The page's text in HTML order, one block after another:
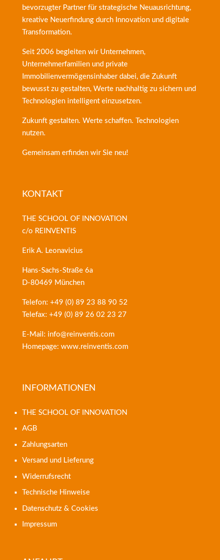
bevorzugter Partner für strategische Neuausrichtung,
kreative Neuerfindung durch Innovation und digitale
Transformation.
Seit 2006 begleiten wir Unternehmen,
Unternehmerfamilien und private
Immobilienvermögensinhaber dabei, die Zukunft
bewusst zu gestalten, Werte nachhaltig zu sichern und
Technologien intelligent einzusetzen.
Zukunft gestalten. Werte schaffen. Technologien
nutzen.
Gemeinsam erfinden wir Sie neu!
KONTAKT
THE SCHOOL OF INNOVATION
c/o REINVENTIS
Erik A. Leonavicius
Hans-Sachs-Straße 6a
D-80469 München
Telefon: +49 (0) 89 23 88 90 52
Telefax: +49 (0) 89 26 02 23 27
E-Mail: info@reinventis.com
Homepage: www.reinventis.com
INFORMATIONEN
THE SCHOOL OF INNOVATION
AGB
Zahlungsarten
Versand und Lieferung
Widerrufsrecht
Technische Hinweise
Datenschutz & Cookies
Impressum